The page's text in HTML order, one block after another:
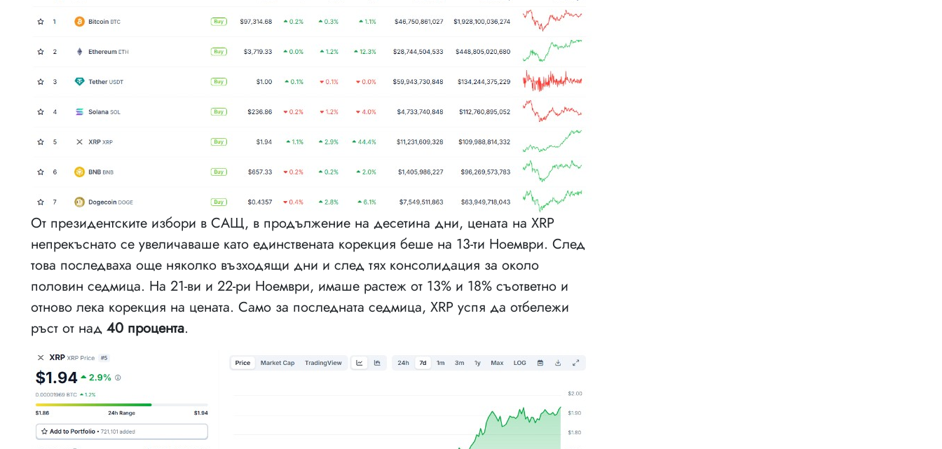
От президентските избори в САЩ, в продължение на десетина дни, цената на XRP
непрекъснато се увеличаваше като единствената корекция беше на 13-ти Ноември. След
това последваха още няколко възходящи дни и след тях консолидация за около
половин седмица. На 21-ви и 22-ри Ноември, имаше растеж от 13% и 18% съответно и
отново лека корекция на цената. Само за последната седмица, XRP успя да отбележи
ръст от над 40 процента.